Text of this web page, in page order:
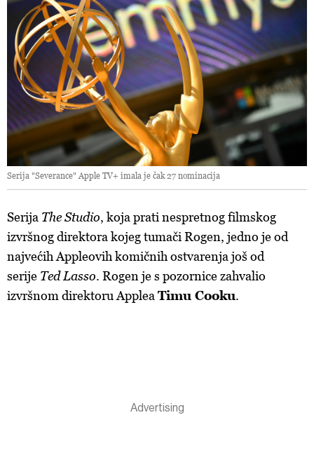
Serija "Severance" Apple TV+ imala je čak 27 nominacija
Serija The Studio, koja prati nespretnog filmskog
izvršnog direktora kojeg tumači Rogen, jedno je od
najvećih Appleovih komičnih ostvarenja još od
serije Ted Lasso. Rogen je s pozornice zahvalio
izvršnom direktoru AppleaTimu Cooku.